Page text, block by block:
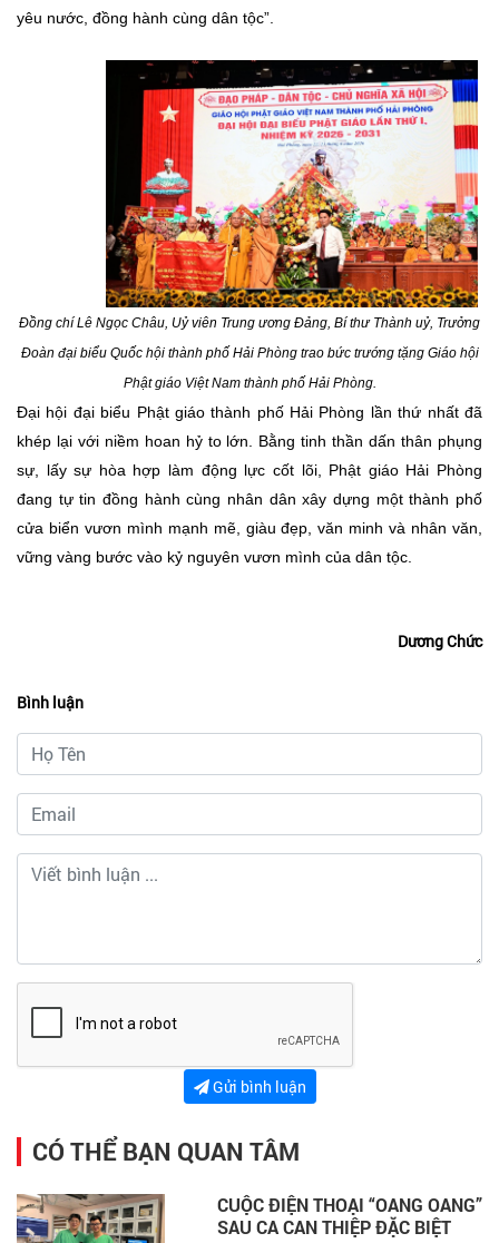
yêu nước, đồng hành cùng dân tộc”.
Đồng chí Lê Ngọc Châu, Uỷ viên Trung ương Đảng, Bí thư Thành uỷ, Trưởng
Đoàn đại biểu Quốc hội thành phố Hải Phòng trao bức trướng tặng Giáo hội
Phật giáo Việt Nam thành phố Hải Phòng.
Đại hội đại biểu Phật giáo thành phố Hải Phòng lần thứ nhất đã
khép lại với niềm hoan hỷ to lớn. Bằng tinh thần dấn thân phụng
sự, lấy sự hòa hợp làm động lực cốt lõi, Phật giáo Hải Phòng
đang tự tin đồng hành cùng nhân dân xây dựng một thành phố
cửa biển vươn mình mạnh mẽ, giàu đẹp, văn minh và nhân văn,
vững vàng bước vào kỷ nguyên vươn mình của dân tộc.
Dương Chức
Bình luận
Gửi bình luận
CÓ THỂ BẠN QUAN TÂM
CUỘC ĐIỆN THOẠI “OANG OANG”
SAU CA CAN THIỆP ĐẶC BIỆT